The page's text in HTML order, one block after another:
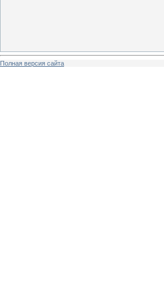
Полная версия сайта